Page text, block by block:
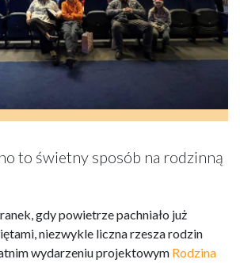
to świetny sposób na rodzinną
gdy powietrze pachniało już
niezwykle liczna rzesza rodzin
wydarzeniu projektowym Rodzina